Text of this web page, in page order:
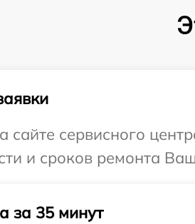
сайте сервисного
и сроков ремонта
за 35 минут